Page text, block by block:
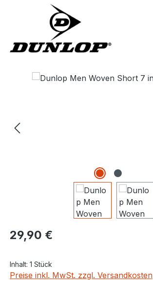
Bildergalerie überspringen
Regulärer Preis:
29,90 €
Inhalt: 1 Stück
Preise inkl. MwSt. zzgl. Versandkosten